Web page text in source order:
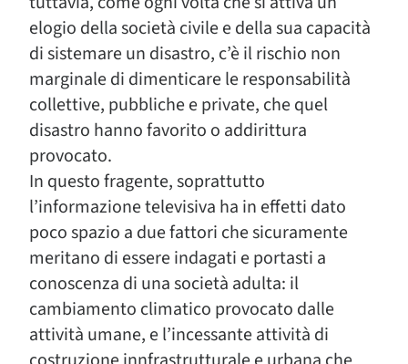
elogio della società civile e della sua capacità
di sistemare un disastro, c’è il rischio non
marginale di dimenticare le responsabilità
collettive, pubbliche e private, che quel
disastro hanno favorito o addirittura
provocato.
In questo fragente, soprattutto
l’informazione televisiva ha in effetti dato
poco spazio a due fattori che sicuramente
meritano di essere indagati e portasti a
conoscenza di una società adulta: il
cambiamento climatico provocato dalle
attività umane, e l’incessante attività di